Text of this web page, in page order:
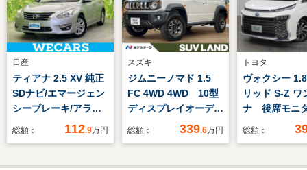
日産
ティアナ 2.5 XV 純正
SDナビ/エマージェン
シーブレーキ/アラウ
ンドビューモニター/
総額： 112.9万円
スズキ
ジムニーノマド 1.5
FC 4WD 4WD 10型
ディスプレイオーディ
オ 禁煙車 LEDヘッ
総額： 339.6万円
トヨタ
ヴォクシー
リッド S-Z ワ
ナ 後席モニ
セグ メモ
総額：